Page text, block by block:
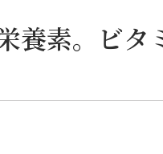
養素。ビタ